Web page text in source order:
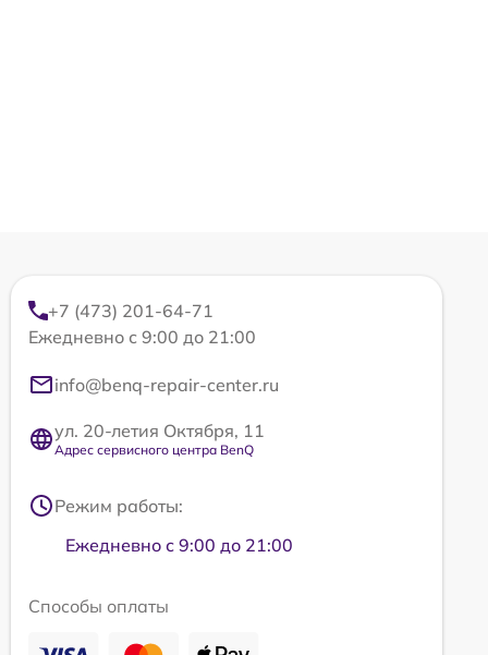
+7 (473) 201-64-71
Ежедневно с 9:00 до 21:00
info@benq-repair-center.ru
ул. 20-летия Октября, 11
Адрес сервисного центра BenQ
Режим работы:
Ежедневно с 9:00 до 21:00
Способы оплаты